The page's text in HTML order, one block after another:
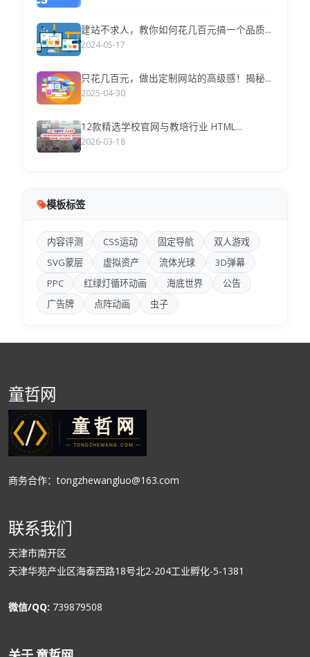
建站不求人，教你如何花几百元搞一个品质...
2024-05-17
只花几百元，做出定制网站的高级感！揭秘...
2025-04-30
12款精选学校官网与教培行业 HTML...
2026-03-18
模板标签
内容评测 CSS运动 固定导航
双人游戏
SVG蒙层
虚拟资产 流体光球
3D弹幕
PPC
红绿灯循环动画 海底世界
公告
广告牌
点阵动画 虫子
童哲网
商务合作：tongzhewangluo@163.com
联系我们
天津市南开区
天津华苑产业区海泰西路18号北2-204工业孵化-5-1381
微信/QQ: 739879508